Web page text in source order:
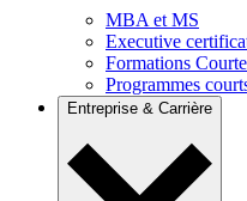
MBA et MS
Executive
Formations
Programmes
Entreprise & Carrière